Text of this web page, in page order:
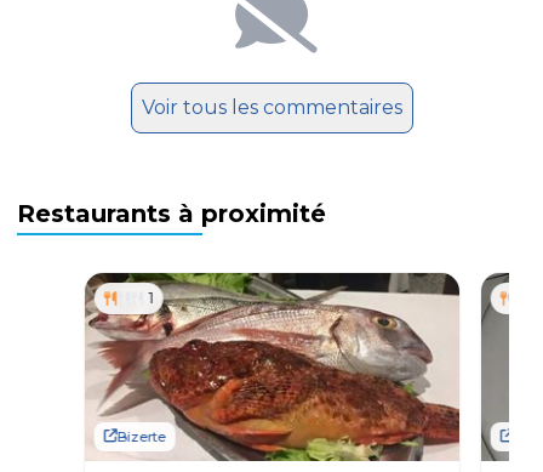
Voir tous les commentaires
Restaurants à proximité
1
Bizerte